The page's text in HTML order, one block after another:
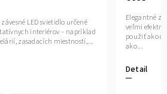
LED svietidlo určené
interiérov – napríklad
zasadacích miestností,...
Detail
Elegantné
veľmi
použiť ako
ako...